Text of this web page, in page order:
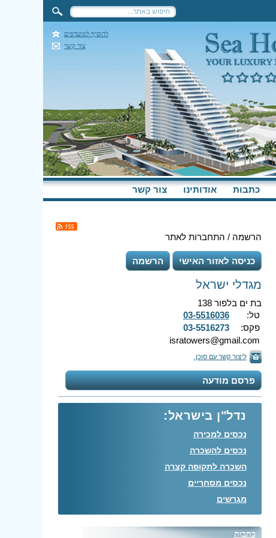
להוסיף למועדפים
צור קשר
כתבות אודותינו צור קשר
הרשמה / התחברות לאתר
כניסה לאזור האישי הרשמה
מגדלי ישראל
בת ים בלפור 138
טל:
03-5516036
פקס:
03-5516273
isratowers@gmail.com
ליצור קשר עם סוכן.
פרסם מודעה
נדל"ן בישראל:
נכסים למכירה
נכסים להשכרה
השכרה לתקופה קצרה
נכסים מסחריים
מגרשים
כתבות